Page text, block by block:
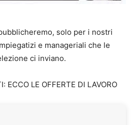
solo per i nostri
e manageriali che le
ci inviano.
ECCO LE OFFERTE DI LAVORO